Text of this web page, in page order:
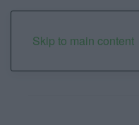
Skip to main content
2026.